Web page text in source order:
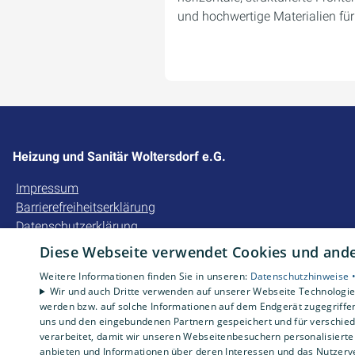
und hochwertige Materialien
Heizung und Sanitär Woltersdorf e.G.
Impressum
Barrierefreiheitserklärung
Datenschutzerklärung
AGBDiese Webseite verwendet Cookies und
Weitere Informationen finden Sie in unseren: Datenschutzhinweise
Wir und auch Dritte verwenden auf unserer Webseite
werden bzw. auf solche Informationen auf dem Endgerät
uns und den eingebundenen Partnern gespeichert und für
verarbeitet, damit wir unseren Webseitenbesuchern
anbieten und Informationen über deren Interessen und das